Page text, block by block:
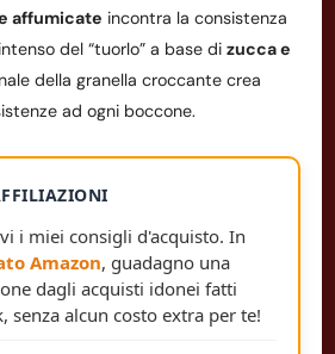
affumicate incontra la consistenza
del “tuorlo” a base di zucca e
della granella croccante crea
ad ogni boccone.
i miei consigli d'acquisto. In
Amazon, guadagno una
dagli acquisti idonei fatti
senza alcun costo extra per te!